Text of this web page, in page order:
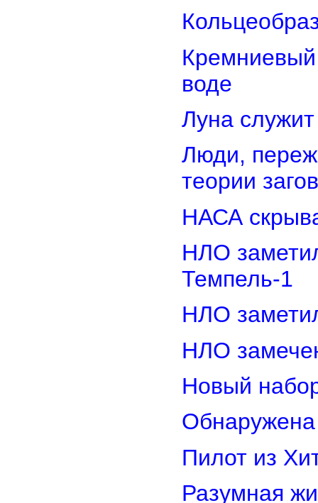
воде
Луна
Люди,
теории
НАСА
НЛО
Темпель-1
НЛО
НЛО
Новый
Обнаружена
Пилот из
Разумная